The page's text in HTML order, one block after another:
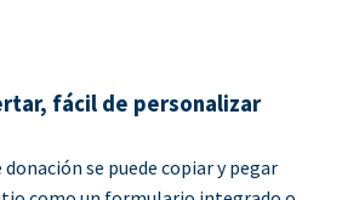
fácil de personalizar
se puede copiar y pegar